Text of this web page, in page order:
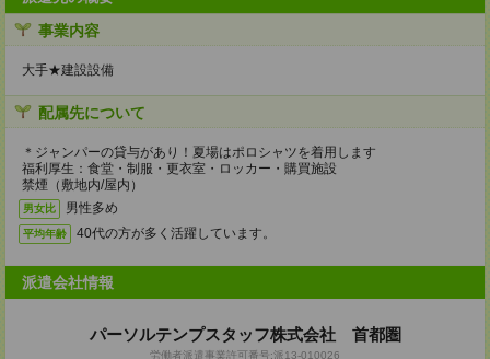
事業内容
大手★建設設備
配属先について
＊ジャンパーの貸与があり！夏場はポロシャツを着用します
福利厚生：食堂・制服・更衣室・ロッカー・購買施設
禁煙（敷地内/屋内）
男女比 男性多め
平均年齢 40代の方が多く活躍しています。
派遣会社情報
パーソルテンプスタッフ株式会社 首都圏
労働者派遣事業許可番号:派13-010026